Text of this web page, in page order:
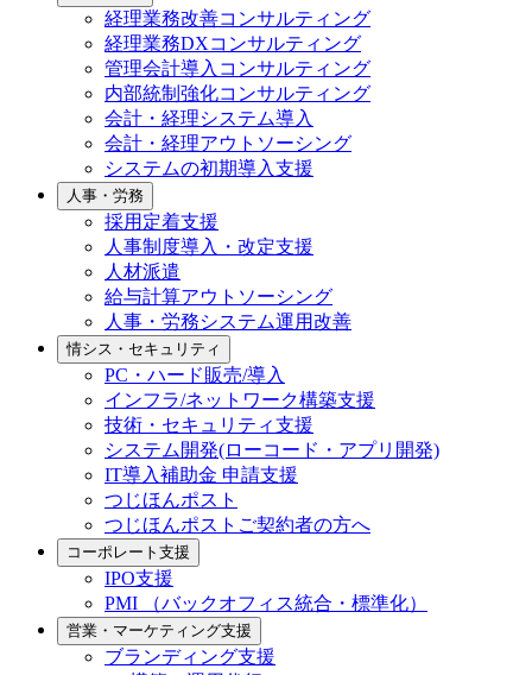
経理業務改善コンサルティング
経理業務DXコンサルティング
管理会計導入コンサルティング
内部統制強化コンサルティング
会計・経理システム導入
会計・経理アウトソーシング
システムの初期導入支援
人事・労務
採用定着支援
人事制度導入・改定支援
人材派遣
給与計算アウトソーシング
人事・労務システム運用改善
情シス・セキュリティ
PC・ハード販売/導入
インフラ/ネットワーク構築支援
技術・セキュリティ支援
システム開発(ローコード・アプリ開発)
IT導入補助金 申請支援
つじほんポスト
つじほんポストご契約者の方へ
コーポレート支援
IPO支援
PMI （バックオフィス統合・標準化）
営業・マーケティング支援
ブランディング支援